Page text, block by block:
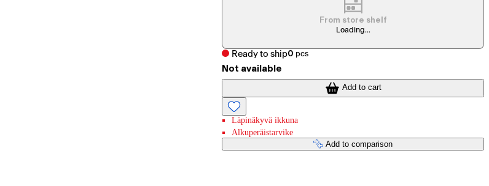
From store shelf
Loading...
Ready to ship0 pcs
Not available
Add to cart
Läpinäkyvä ikkuna
Alkuperäistarvike
Add to comparison